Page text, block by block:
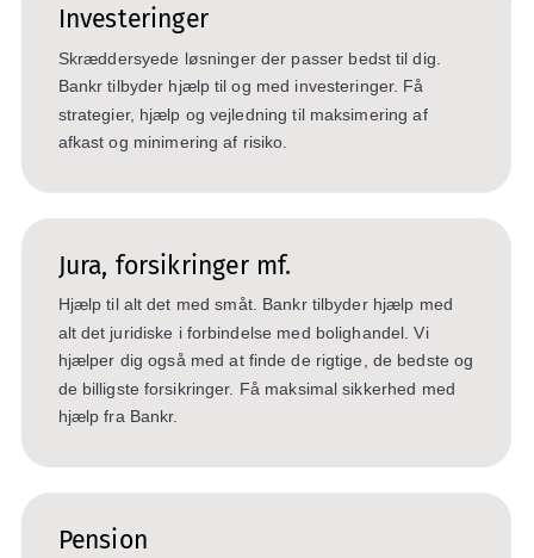
Investeringer
Skræddersyede løsninger der passer bedst til dig.
Bankr tilbyder hjælp til og med investeringer. Få
strategier, hjælp og vejledning til maksimering af
afkast og minimering af risiko.
Jura, forsikringer mf.
Hjælp til alt det med småt. Bankr tilbyder hjælp med
alt det juridiske i forbindelse med bolighandel. Vi
hjælper dig også med at finde de rigtige, de bedste og
de billigste forsikringer. Få maksimal sikkerhed med
hjælp fra Bankr.
Pension